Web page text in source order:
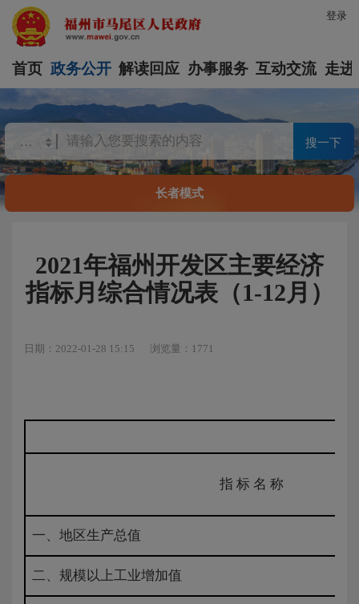
登录
首页 政务公开 解读回应 办事服务 互动交流 走进
搜一下
长者模式
2021年福州开发区主要经济
指标月综合情况表（1-12月）
日期：2022-01-28 15:15 浏览量：1771
指 标 名 称
一、地区生产总值
二、规模以上工业增加值